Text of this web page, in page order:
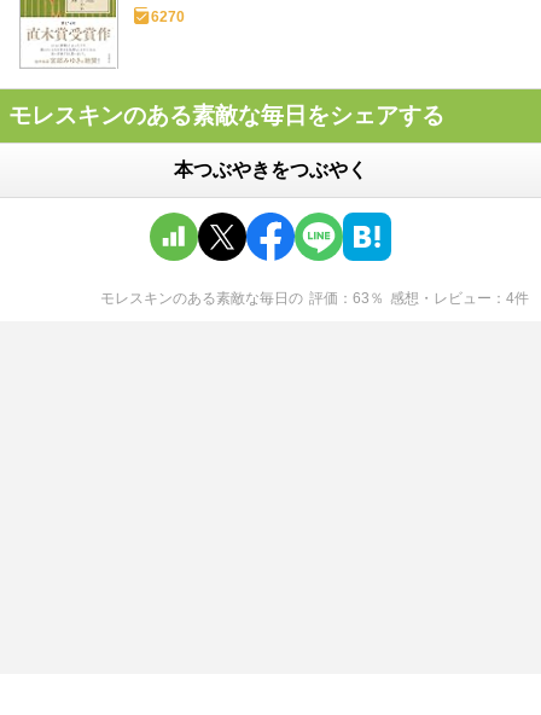
6270
モレスキンのある素敵な毎日をシェアする
本つぶやきをつぶやく
モレスキンのある素敵な毎日 の 評価 63 ％ 感想・レビュー 4件